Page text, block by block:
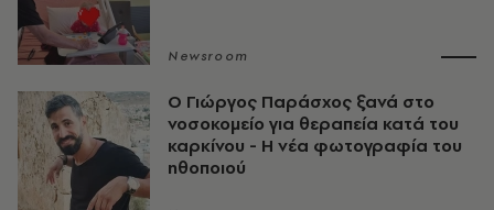
Newsroom
O Γιώργος Παράσχος ξανά στο
νοσοκομείο για θεραπεία κατά του
καρκίνου - Η νέα φωτογραφία του
ηθοποιού